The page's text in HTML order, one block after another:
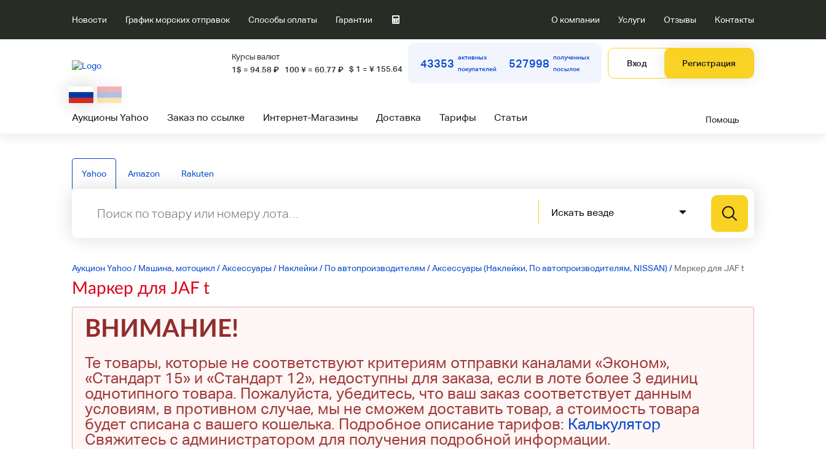
Новости График морских отправок Способы оплаты Гарантии О компании Услуги Отзывы Контакты
Курсы валют
1$ = 94.58 ₽ 100 ¥ = 60.77 ₽ $ 1 = ¥ 155.64 43353
активных
покупателей
527998
полученных
посылок
Вход Регистрация
Аукционы Yahoo Заказ по ссылке Интернет-Магазины Доставка Тарифы Статьи Помощь
Yahoo Amazon Rakuten
Аукцион Yahoo/ Машина, мотоцикл /Аксессуары/ Наклейки / По автопроизводителям /Аксессуары (Наклейки, По автопроизводителям, NISSAN) / Маркер для JAF t
Маркер для JAF t
ВНИМАНИЕ!
Те товары, которые не соответствуют критериям отправки каналами «Эконом»,
«Стандарт 15» и «Стандарт 12», недоступны для заказа, если в лоте более 3 единиц
однотипного товара. Пожалуйста, убедитесь, что ваш заказ соответствует данным
условиям, в противном случае, мы не сможем доставить товар, а стоимость товара
будет списана с вашего кошелька. Подробное описание тарифов: Калькулятор
Свяжитесь с администратором для получения подробной информации.